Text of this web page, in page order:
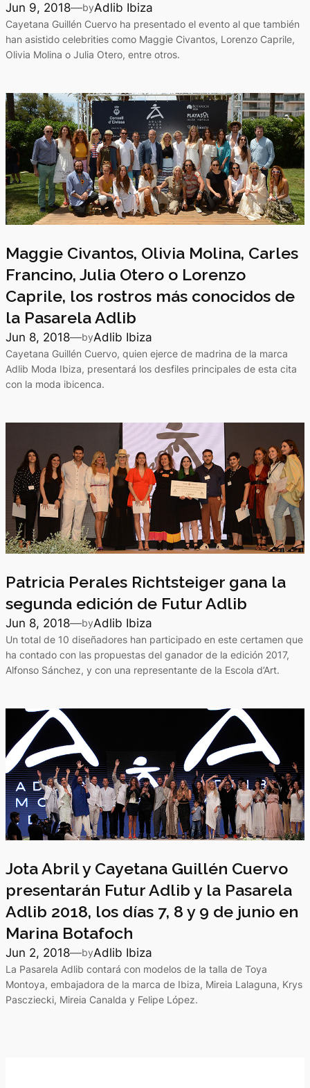
Jun 9, 2018—byAdlib Ibiza
Cayetana Guillén Cuervo ha presentado el evento al que también
han asistido celebrities como Maggie Civantos, Lorenzo Caprile,
Olivia Molina o Julia Otero, entre otros.
Maggie Civantos, Olivia Molina, Carles
Francino, Julia Otero o Lorenzo
Caprile, los rostros más conocidos de
la Pasarela Adlib
Jun 8, 2018—byAdlib Ibiza
Cayetana Guillén Cuervo, quien ejerce de madrina de la marca
Adlib Moda Ibiza, presentará los desfiles principales de esta cita
con la moda ibicenca.
Patricia Perales Richtsteiger gana la
segunda edición de Futur Adlib
Jun 8, 2018—byAdlib Ibiza
Un total de 10 diseñadores han participado en este certamen que
ha contado con las propuestas del ganador de la edición 2017,
Alfonso Sánchez, y con una representante de la Escola d’Art.
Jota Abril y Cayetana Guillén Cuervo
presentarán Futur Adlib y la Pasarela
Adlib 2018, los días 7, 8 y 9 de junio en
Marina Botafoch
Jun 2, 2018—byAdlib Ibiza
La Pasarela Adlib contará con modelos de la talla de Toya
Montoya, embajadora de la marca de Ibiza, Mireia Lalaguna, Krys
Pascziecki, Mireia Canalda y Felipe López.